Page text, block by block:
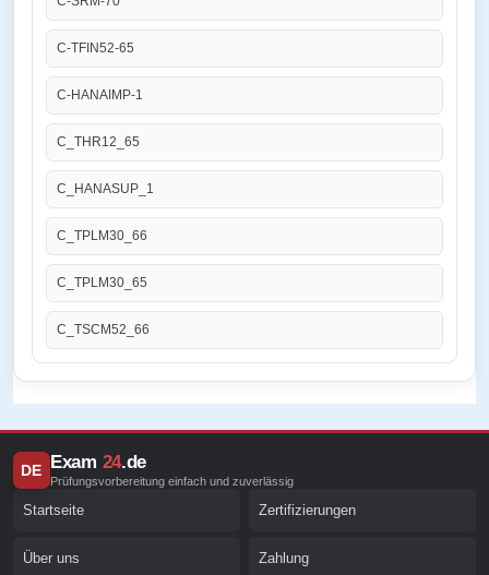
C-TFIN52-65
C-HANAIMP-1
C_THR12_65
C_HANASUP_1
C_TPLM30_66
C_TPLM30_65
C_TSCM52_66
DE Exam 24.de
Prüfungsvorbereitung einfach und zuverlässig
Startseite Zertifizierungen
Über uns Zahlung